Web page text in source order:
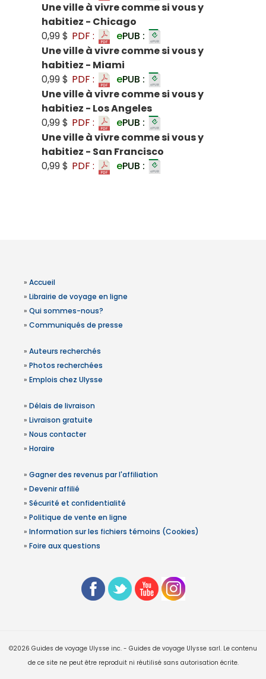
Une ville à vivre comme si vous y
habitiez - Chicago
0,99 $ PDF : ePUB :
Une ville à vivre comme si vous y
habitiez - Miami
0,99 $ PDF : ePUB :
Une ville à vivre comme si vous y
habitiez - Los Angeles
0,99 $ PDF : ePUB :
Une ville à vivre comme si vous y
habitiez - San Francisco
0,99 $ PDF : ePUB :
» Accueil
» Librairie de voyage en ligne
» Qui sommes-nous?
» Communiqués de presse
» Auteurs recherchés
» Photos recherchées
» Emplois chez Ulysse
» Délais de livraison
» Livraison gratuite
» Nous contacter
» Horaire
» Gagner des revenus par l'affiliation
» Devenir affilié
» Sécurité et confidentialité
» Politique de vente en ligne
» Information sur les fichiers témoins (Cookies)
» Foire aux questions
©2026 Guides de voyage Ulysse inc. - Guides de voyage Ulysse sarl. Le contenu
de ce site ne peut être reproduit ni réutilisé sans autorisation écrite.